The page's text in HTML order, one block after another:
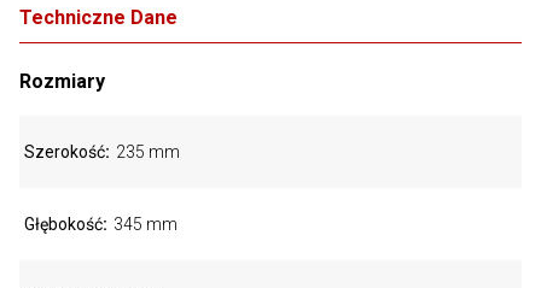
Techniczne Dane
Rozmiary
Szerokość 235 mm
Głębokość 345 mm